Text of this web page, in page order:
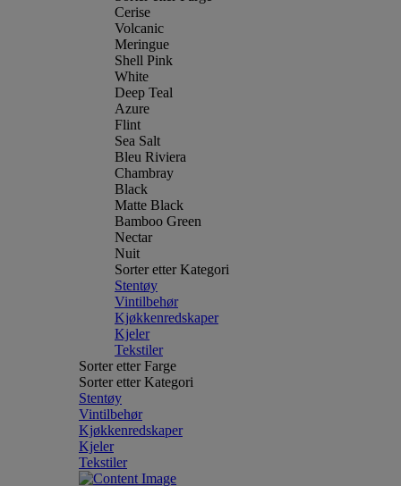
Cerise
Volcanic
Meringue
Shell Pink
White
Deep Teal
Azure
Flint
Sea Salt
Bleu Riviera
Chambray
Black
Matte Black
Bamboo Green
Nectar
Nuit
Sorter etter Kategori
Stentøy
Vintilbehør
Kjøkkenredskaper
Kjeler
Tekstiler
Sorter etter Farge
Sorter etter Kategori
Stentøy
Vintilbehør
Kjøkkenredskaper
Kjeler
Tekstiler